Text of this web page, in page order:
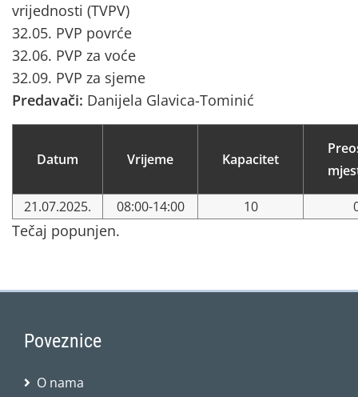
vrijednosti (TVPV)
32.05. PVP povrće
32.06. PVP za voće
32.09. PVP za sjeme
Predavači: Danijela Glavica-Tominić
Datum Vrijeme Kapacitet
21.07.2025. 08:00-14:00 10
Tečaj popunjen.
Poveznice
O nama